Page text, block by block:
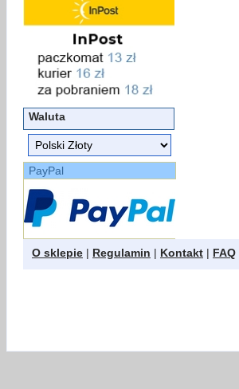
Waluta
PayPal
O sklepie | Regulamin | Kontakt | FAQ